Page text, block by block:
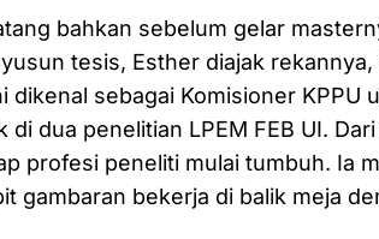
bahkan sebelum gelar
tesis, Esther diajak rekannya,
dikenal sebagai Komisioner KPPU
dua penelitian LPEM FEB UI.
profesi peneliti mulai tumbuh. Ia
gambaran bekerja di balik meja